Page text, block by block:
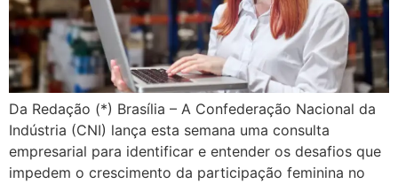
Da Redação (*) Brasília – A Confederação Nacional da
Indústria (CNI) lança esta semana uma consulta
empresarial para identificar e entender os desafios que
impedem o crescimento da participação feminina no